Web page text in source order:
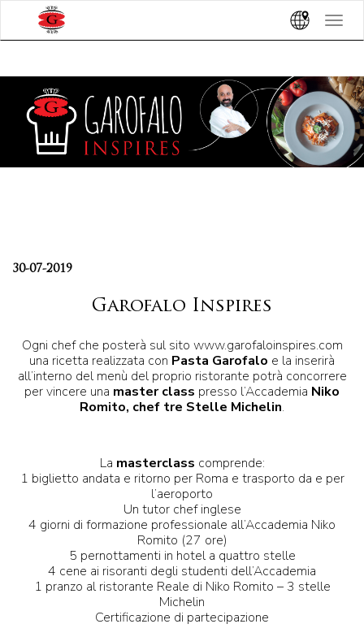
Toggle
30-07-2019
Garofalo Inspires
Ogni chef che posterà sul sito www.garofaloinspires.com
una ricetta realizzata con Pasta Garofalo e la inserirà
all’interno del menù del proprio ristorante potrà concorrere
per vincere una master class presso l’Accademia Niko
Romito, chef tre Stelle Michelin.
La masterclass comprende:
1 biglietto andata e ritorno per Roma e trasporto da e per
l’aeroporto
Un tutor chef inglese
4 giorni di formazione professionale all’Accademia Niko
Romito (27 ore)
5 pernottamenti in hotel a quattro stelle
4 cene ai risoranti degli studenti dell’Accademia
1 pranzo al ristorante Reale di Niko Romito – 3 stelle
Michelin
Certificazione di partecipazione